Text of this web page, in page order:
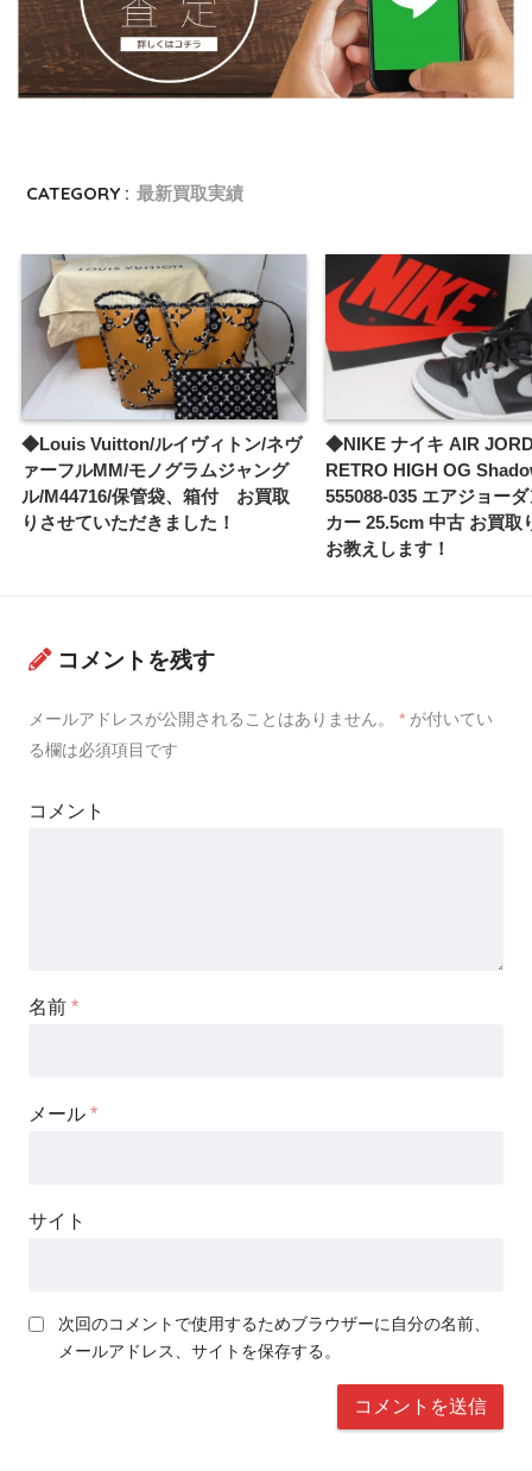
CATEGORY : 最新買取実績
◆Louis Vuitton/ルイヴィトン/ネヴ
ァーフルMM/モノグラムジャング
ル/M44716/保管袋、箱付 お買取
りさせていただきました！
◆NIKE ナイキ AIR
RETRO HIGH OG
555088-035 エアジョー
カー 25.5cm 中古 お買取
お教えします！
コメントを残す
メールアドレスが公開されることはありません。 * が付いてい
る欄は必須項目です
コメント
名前 *
メール *
サイト
次回のコメントで使用するためブラウザーに自分の名前、
メールアドレス、サイトを保存する。